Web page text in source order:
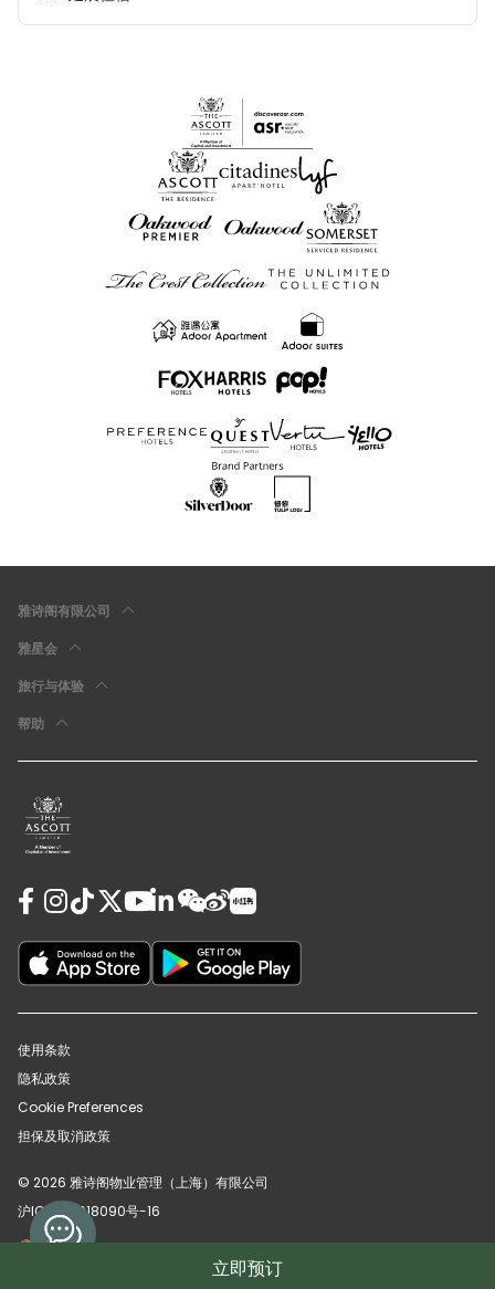
立即预订
雅诗阁有限公司
雅星会
旅行与体验
帮助
使用条款
隐私政策
Cookie Preferences
担保及取消政策
© 2026 雅诗阁物业管理（上海）有限公司
沪ICP备12018090号-16
沪公网安备31010102008391号